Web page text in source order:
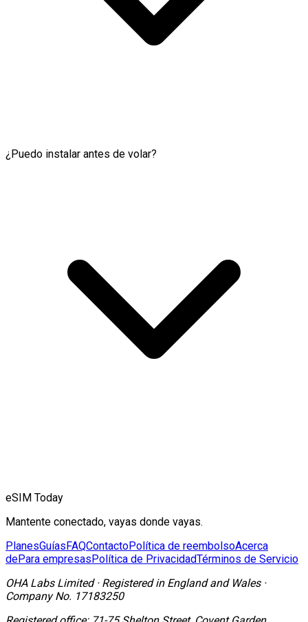
¿Puedo instalar antes de volar?
eSIM Today
Mantente conectado, vayas donde vayas.
PlanesGuíasFAQContactoPolítica de reembolsoAcerca
dePara empresasPolítica de PrivacidadTérminos de Servicio
OHA Labs Limited· Registered in England and Wales·
Company No. 17183250